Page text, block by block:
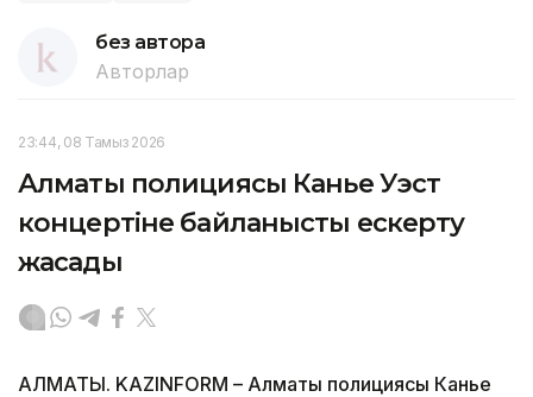
без автора
Авторлар
23:44, 08 Тамыз 2026
Алматы полициясы Канье Уэст
концертіне байланысты ескерту
жасады
АЛМАТЫ. KAZINFORM – Алматы полициясы Канье